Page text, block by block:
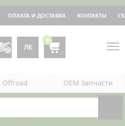
ОПЛАТА И ДОСТАВКА КОНТАКТЫ
ЛК
0
Offroad OEM Запчасти